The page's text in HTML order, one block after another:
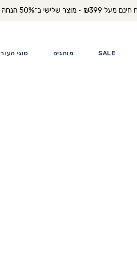
סוגי העור מותגים SALE